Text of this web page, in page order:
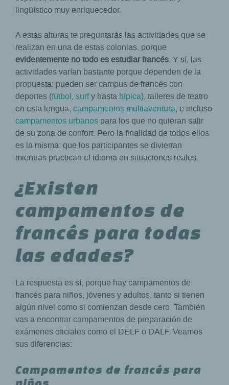
lingüístico muy enriquecedor.
A estas alturas te preguntarás las actividades que se
realizan en una de estas colonias, porque
evidentemente no todo es estudiar francés. Y sí, las
actividades varían bastante porque dependen de la
propuesta: pueden ser campus de francés con
deportes (fútbol, surfy hasta hípica), talleres de teatro
en esta lengua, campamentos multiaventura, e incluso
campamentos urbanos para los que no quieran salir
de su zona de confort. Pero la finalidad de todos ellos
es la misma: que los participantes se diviertan
mientras practican el idioma en situaciones reales.
¿Existen
campamentos de
francés para todas
las edades?
La respuesta es sí, porque hay campamentos de
francés para niños, jóvenes y adultos, tanto si tienen
algún nivel como si comienzan desde cero. También
vas a encontrar campamentos de preparación de
exámenes oficiales como el DELF o DALF. Veamos
sus diferencias:
Campamentos de francés para